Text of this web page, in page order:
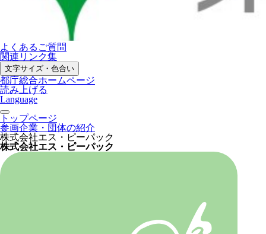
よくあるご質問
関連リンク集
文字サイズ・色合い
都庁総合ホームページ
読み上げる
Language
トップページ
参画企業・団体の紹介
株式会社エス・ピーパック
株式会社エス・ピーパック